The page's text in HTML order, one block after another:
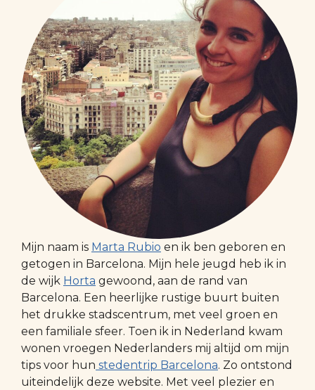
Mijn naam is Marta Rubio en ik ben geboren en
getogen in Barcelona. Mijn hele jeugd heb ik in
de wijk Horta gewoond, aan de rand van
Barcelona. Een heerlijke rustige buurt buiten
het drukke stadscentrum, met veel groen en
een familiale sfeer. Toen ik in Nederland kwam
wonen vroegen Nederlanders mij altijd om mijn
tips voor hun stedentrip Barcelona. Zo ontstond
uiteindelijk deze website. Met veel plezier en